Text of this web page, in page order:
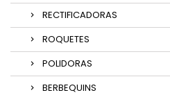
RECTIFICADORAS
ROQUETES
POLIDORAS
BERBEQUINS